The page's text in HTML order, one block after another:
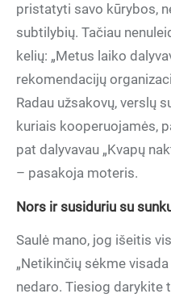
pristatyti savo kūrybos,
subtilybių. Tačiau
kelių: „Metus laiko
rekomendacijų
Radau užsakovų, verslų
kuriais kooperuojamės,
pat dalyvavau „Kvapų
– pasakoja moteris.
Nors ir susiduriu su
Saulė mano, jog išeitis
„Netikinčių sėkme
nedaro. Tiesiog darykite